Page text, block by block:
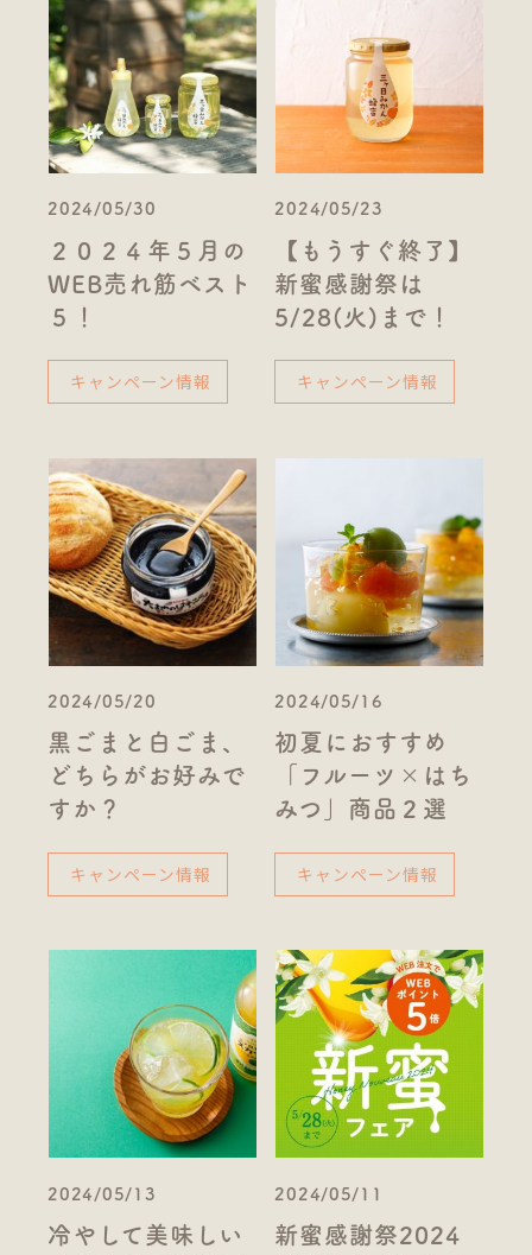
2024/05/30
２０２４年５月の
WEB売れ筋ベスト
５！
キャンペーン情報
2024/05/23
【もうすぐ終了】
新蜜感謝祭は
5/28(火)まで！
キャンペーン情報
2024/05/20
黒ごまと白ごま、
どちらがお好みで
すか？
キャンペーン情報
2024/05/16
初夏におすすめ
「フルーツ×はち
みつ」商品２選
キャンペーン情報
2024/05/13
冷やして美味しい
2024/05/11
新蜜感謝祭2024